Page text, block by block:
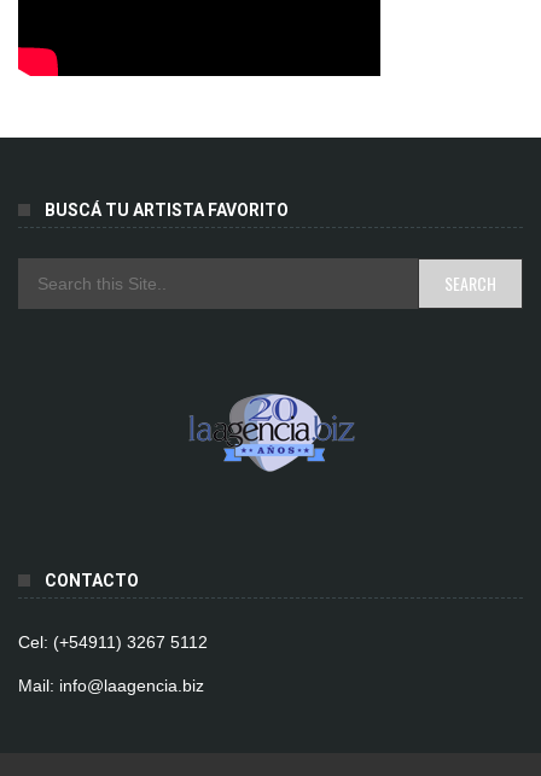
BUSCÁ TU ARTISTA FAVORITO
CONTACTO
Cel: (+54911) 3267 5112
Mail: info@laagencia.biz